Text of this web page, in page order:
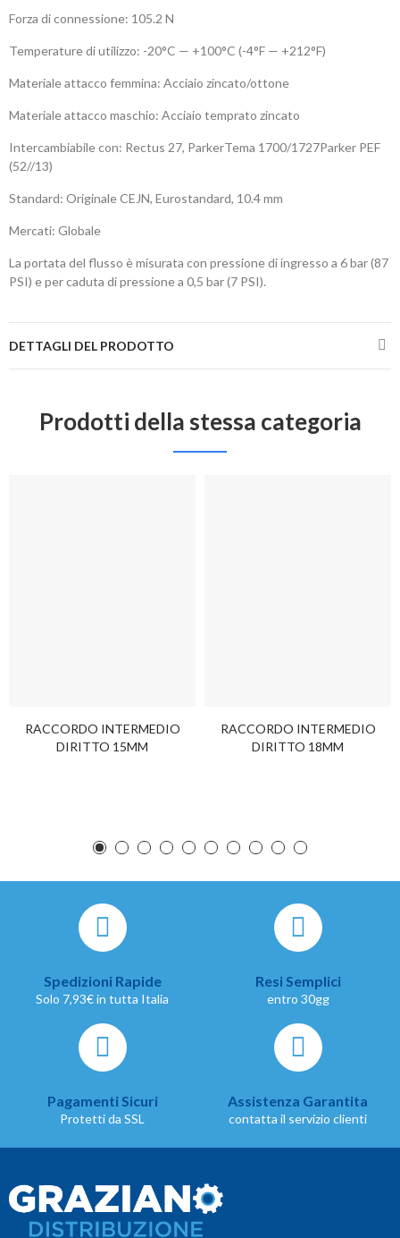
Forza di connessione: 105.2 N
Temperature di utilizzo: -20°C — +100°C (-4°F — +212°F)
Materiale attacco femmina: Acciaio zincato/ottone
Materiale attacco maschio: Acciaio temprato zincato
Intercambiabile con: Rectus 27, ParkerTema 1700/1727Parker PEF
(52//13)
Standard: Originale CEJN, Eurostandard, 10.4 mm
Mercati: Globale
La portata del flusso è misurata con pressione di ingresso a 6 bar (87
PSI) e per caduta di pressione a 0,5 bar (7 PSI).
DETTAGLI DEL PRODOTTO
Prodotti della stessa categoria
RACCORDO INTERMEDIO
DIRITTO 15MM
RACCORDO INTERMEDIO
DIRITTO 18MM
Spedizioni Rapide
Solo 7,93€ in tutta Italia
Resi Semplici
entro 30gg
Pagamenti Sicuri
Protetti da SSL
Assistenza Garantita
contatta il servizio clienti